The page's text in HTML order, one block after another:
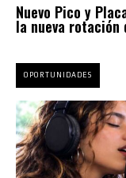
Nuevo Pico y
la nueva rotación
OPORTUNIDADES